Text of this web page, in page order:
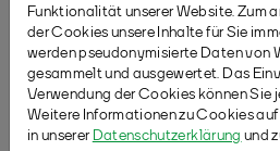
Funktionalität unserer Website. Zum
der Cookies unsere Inhalte für Sie
werden pseudonymisierte Daten von
gesammelt und ausgewertet. Das
Verwendung der Cookies können Sie
Weitere Informationen zu Cookies
in unserer Datenschutzerklärung und